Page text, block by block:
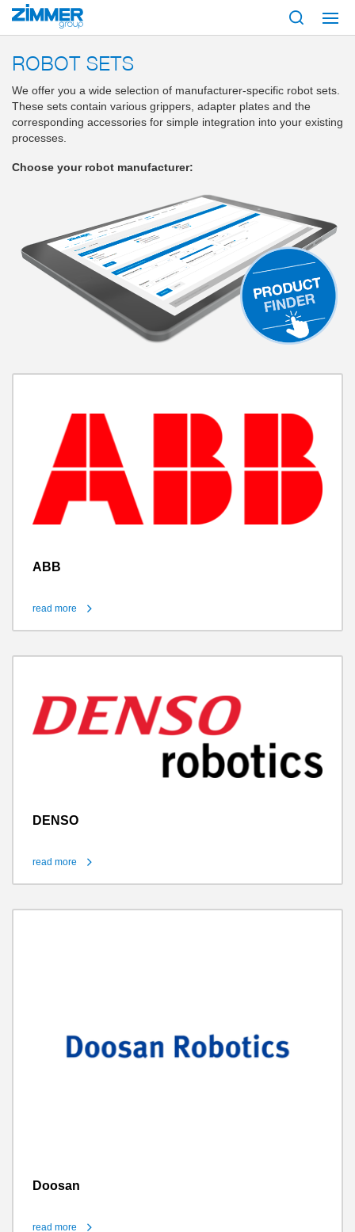
Start Products
ROBOT SETS
We offer you a wide selection of manufacturer-specific robot sets.
These sets contain various grippers, adapter plates and the
corresponding accessories for simple integration into your existing
processes.
Choose your robot manufacturer:
ABB
read more
DENSO
read more
Doosan
read more